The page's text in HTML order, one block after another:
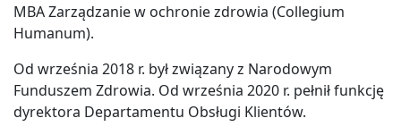
MBA Zarządzanie w ochronie zdrowia (Collegium
Humanum).
Od września 2018 r. był związany z Narodowym
Funduszem Zdrowia. Od września 2020 r. pełnił funkcję
dyrektora Departamentu Obsługi Klientów.